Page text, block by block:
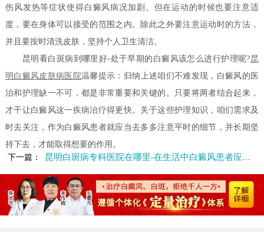
伤风发热等症状使得白癜风病况加剧。但在运动的时候也要注意适
度，要在身体可以接受的范围之内。除此之外要注意运动时的方法，
并且要按时清洗皮肤，坚持个人卫生清洁。
昆明看白斑病到哪里好-处于早期的白癜风该怎么进行护理呢?昆
明白癜风皮肤病医院温馨提示：归纳上述咱们不难发现，白癜风的医
治和护理缺一不可，都是非常重要和关键的。只要将两者结合起来，
才干让白癜风这一疾病治疗得更快。关于这些护理知识，咱们需求及
时去关注，作为白癜风患者就应当去多多注意平时的细节，并长期坚
持下去，才能取得想要的作用。
下一篇：
昆明白斑病专科医院在哪里-在生活中白癜风患者应该如何护理好自